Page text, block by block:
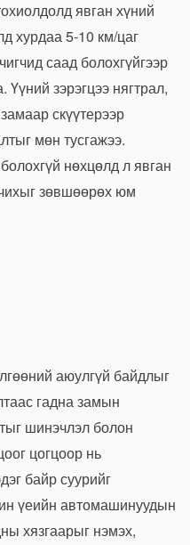
явган хүний
хурдаа 5-10 км/цаг
саад болохгүйгээр
зэрэгцээ нягтрал,
скүүтерээр
мөн тусгажээ.
нөхцөлд л явган
зөвшөөрөх юм
аюулгүй байдлыг
гадна замын
шинэчлэл болон
цогцоор нь
байр суурийг
үеийн автомашинуудын
хязгаарыг нэмэх,